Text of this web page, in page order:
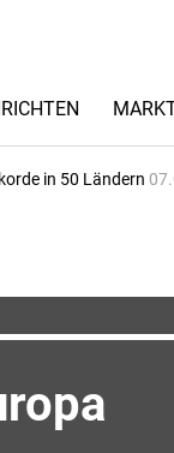
in 50 Ländern